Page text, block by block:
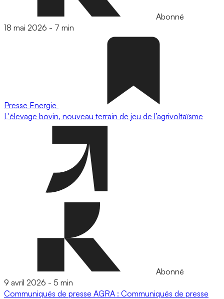
Abonné
18 mai 2026 - 7 min
Presse Energie
L'élevage bovin, nouveau terrain de jeu de l’agrivoltaïsme
Abonné
9 avril 2026 - 5 min
Communiqués de presse AGRA : Communiqués de presse